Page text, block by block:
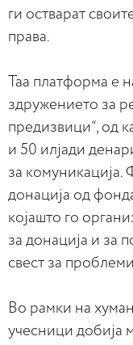
ги остварат
права.
Таа платформа е
здружението за
предизвици“, од
и 50 илјади
за комуникација.
донација од
којашто го
за донација и за
свест за
Во рамки на
учесници добија